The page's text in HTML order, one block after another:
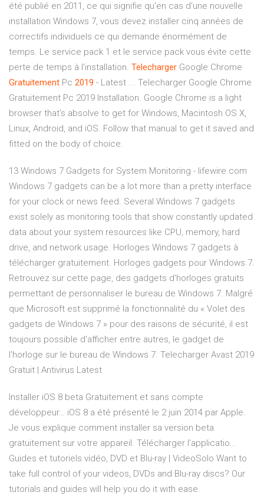
été publié en 2011, ce qui signifie qu'en cas d'une nouvelle
installation Windows 7, vous devez installer cinq années de
correctifs individuels ce qui demande énormément de
temps. Le service pack 1 et le service pack vous évite cette
perte de temps à l'installation. Telecharger Google Chrome
Gratuitement Pc 2019 - Latest ... Telecharger Google Chrome
Gratuitement Pc 2019 Installation. Google Chrome is a light
browser that’s absolve to get for Windows, Macintosh OS X,
Linux, Android, and iOS. Follow that manual to get it saved and
fitted on the body of choice.
13 Windows 7 Gadgets for System Monitoring - lifewire.com
Windows 7 gadgets can be a lot more than a pretty interface
for your clock or news feed. Several Windows 7 gadgets
exist solely as monitoring tools that show constantly updated
data about your system resources like CPU, memory, hard
drive, and network usage. Horloges Windows 7 gadgets à
télécharger gratuitement. Horloges gadgets pour Windows 7.
Retrouvez sur cette page, des gadgets d'horloges gratuits
permettant de personnaliser le bureau de Windows 7. Malgré
que Microsoft est supprimé la fonctionnalité du « Volet des
gadgets de Windows 7 » pour des raisons de sécurité, il est
toujours possible d'afficher entre autres, le gadget de
l'horloge sur le bureau de Windows 7. Telecharger Avast 2019
Gratuit | Antivirus Latest
Installer iOS 8 beta Gratuitement et sans compte
développeur… iOS 8 a été présenté le 2 juin 2014 par Apple.
Je vous explique comment installer sa version beta
gratuitement sur votre appareil. Télécharger l'applicatio...
Guides et tutoriels vidéo, DVD et Blu-ray | VideoSolo Want to
take full control of your videos, DVDs and Blu-ray discs? Our
tutorials and guides will help you do it with ease.